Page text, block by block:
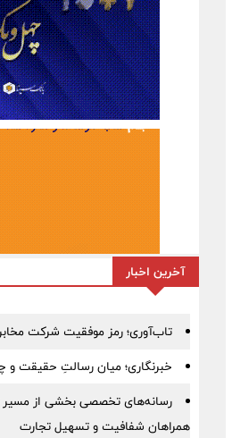
آخرین اخبار
تاب‌آوری؛ رمز موفقیت شرکت
خبرنگاری؛ میان رسالتِ حقیقت
رسانه‌های تخصصی بخشی از مسیر
همراهان شفافیت و تسهیل تجارت